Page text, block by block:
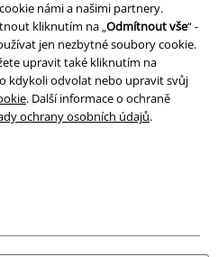
námi a našimi partnery.
kliknutím na „Odmítnout vše“ -
jen nezbytné soubory cookie.
upravit také kliknutím na
kdykoli odvolat nebo upravit svůj
. Další informace o ochraně
ochrany osobních údajů.
prostředí